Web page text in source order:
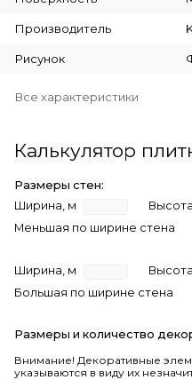
Производитель
Рисунок
Все характеристики
Калькулятор
Размеры стен:
Ширина, м
Меньшая по ширине стена
Ширина, м
Большая по ширине стена
Размеры и количество
Внимание! Декоративные
указываются в виду их